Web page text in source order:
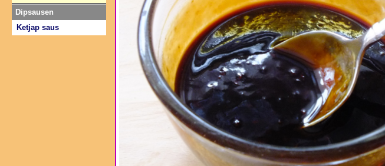
Dipsausen
Ketjap saus